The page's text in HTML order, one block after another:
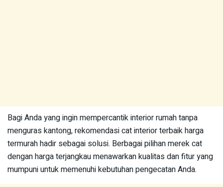
Bagi Anda yang ingin mempercantik interior rumah tanpa
menguras kantong, rekomendasi cat interior terbaik harga
termurah hadir sebagai solusi. Berbagai pilihan merek cat
dengan harga terjangkau menawarkan kualitas dan fitur yang
mumpuni untuk memenuhi kebutuhan pengecatan Anda.